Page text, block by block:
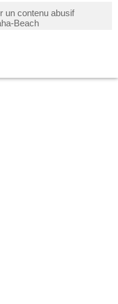
un contenu abusif
Beach